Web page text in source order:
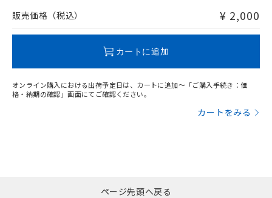
問い合わせください。
販売価格（税込） ¥ 2,000
カートに追加
オンライン購入における出荷予定日は、カートに追加～「ご購入手続き：価
格・納期の確認」画面にてご確認ください。
カートをみる
ページ先頭へ戻る